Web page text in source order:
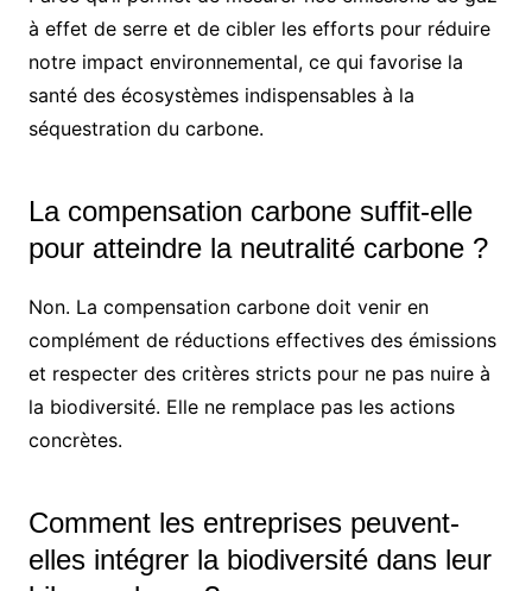
à effet de serre et de cibler les efforts pour réduire
notre impact environnemental, ce qui favorise la
santé des écosystèmes indispensables à la
séquestration du carbone.
La compensation carbone suffit-elle
pour atteindre la neutralité carbone ?
Non. La compensation carbone doit venir en
complément de réductions effectives des émissions
et respecter des critères stricts pour ne pas nuire à
la biodiversité. Elle ne remplace pas les actions
concrètes.
Comment les entreprises peuvent-
elles intégrer la biodiversité dans leur